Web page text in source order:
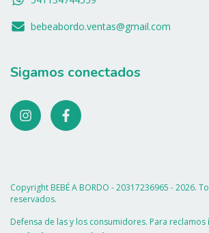
bebeabordo.ventas@gmail.com
Sigamos conectados
Copyright BEBÉ A BORDO - 20317236965 - 2026.
reservados.
Defensa de las y los consumidores. Para reclamos